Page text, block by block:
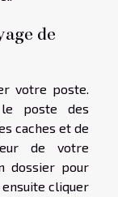
de
votre poste.
poste des
caches et de
de votre
dossier pour
cliquer